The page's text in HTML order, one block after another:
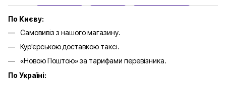
По Києву:
Самовивіз з нашого магазину.
Кур'єрською доставкою таксі.
«Новою Поштою» за тарифами перевізника.
По Україні: